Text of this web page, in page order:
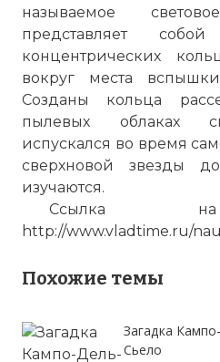
называемое
представляет
концентрических
вокруг места
Созданы кольца
пылевых облаках
испускался во время
сверхновой звезды
изучаются.
Ссылка на
http://www.vladtime.ru/
Похожие темы
Загадка
Сьело